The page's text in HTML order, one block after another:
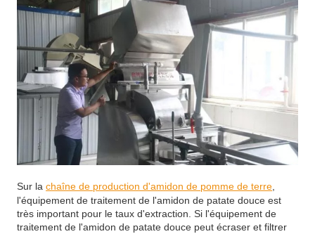
Sur lachaîne de production d'amidon de pomme de terre
l'équipement de traitement de l'amidon de patate douce est
très important pour le taux d'extraction. Si l'équipement de
traitement de l'amidon de patate douce peut écraser et filtrer